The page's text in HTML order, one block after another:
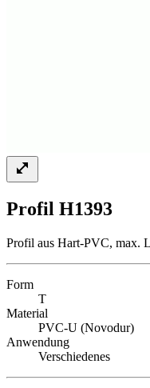
Profil H1393
Profil aus Hart-PVC, max.
Form
T
Material
PVC-U (Novodur)
Anwendung
Verschiedenes